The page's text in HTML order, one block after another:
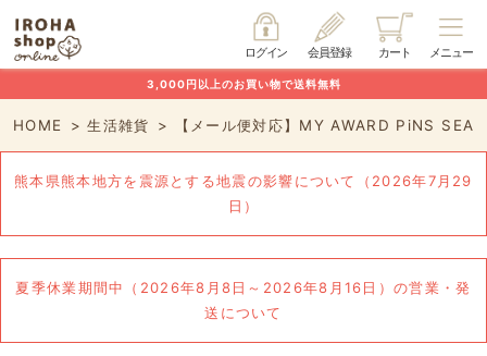
メニュー
カート
会員登録
ログイン
3,000円以上のお買い物で送料無料
HOME 生活雑貨 【メール便対応】MY AWARD PiNS SEA
熊本県熊本地方を震源とする地震の影響について（2026年7月29
日）
夏季休業期間中（2026年8月8日～2026年8月16日）の営業・発
送について